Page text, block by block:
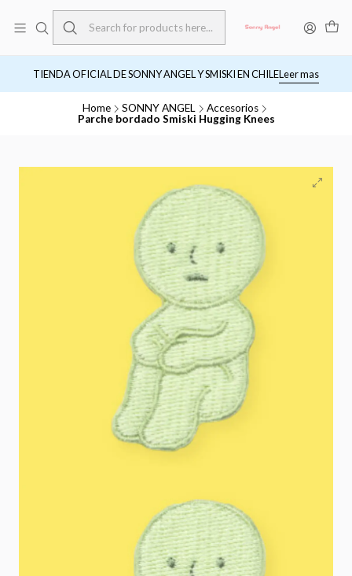
TIENDA OFICIAL DE SONNY ANGEL Y SMISKI EN CHILELeer mas
Home SONNY ANGEL
Accesorios
Parche bordado Smiski Hugging Knees